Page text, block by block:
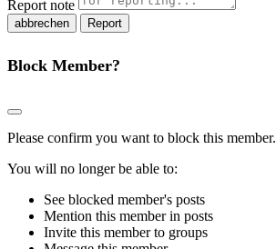
Report note
Report
Block Member?
Please confirm you want to block this member.
You will no longer be able to:
See blocked member's posts
Mention this member in posts
Invite this member to groups